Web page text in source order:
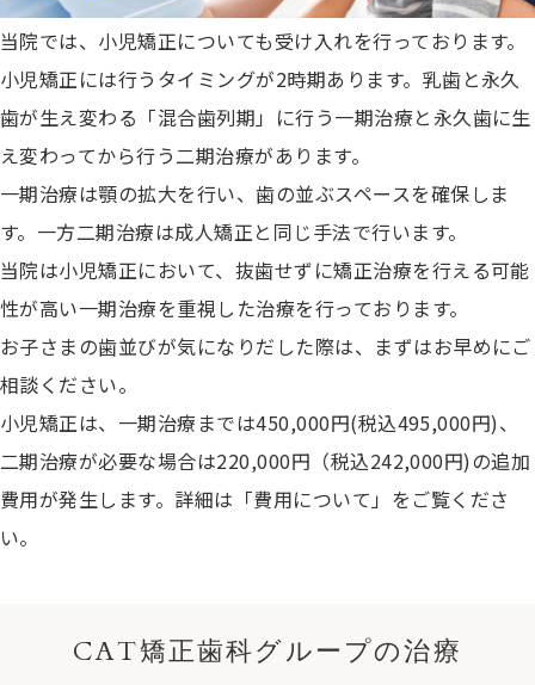
当院では、小児矯正についても受け入れを行っております。
小児矯正には行うタイミングが2時期あります。乳歯と永久
歯が生え変わる「混合歯列期」に行う一期治療と永久歯に生
え変わってから行う二期治療があります。
一期治療は顎の拡大を行い、歯の並ぶスペースを確保しま
す。一方二期治療は成人矯正と同じ手法で行います。
当院は小児矯正において、抜歯せずに矯正治療を行える可能
性が高い一期治療を重視した治療を行っております。
お子さまの歯並びが気になりだした際は、まずはお早めにご
相談ください。
小児矯正は、一期治療までは450,000円(税込495,000円)、
二期治療が必要な場合は220,000円（税込242,000円)の追加
費用が発生します。詳細は「費用について」をご覧くださ
い。
CAT矯正歯科グループの治療